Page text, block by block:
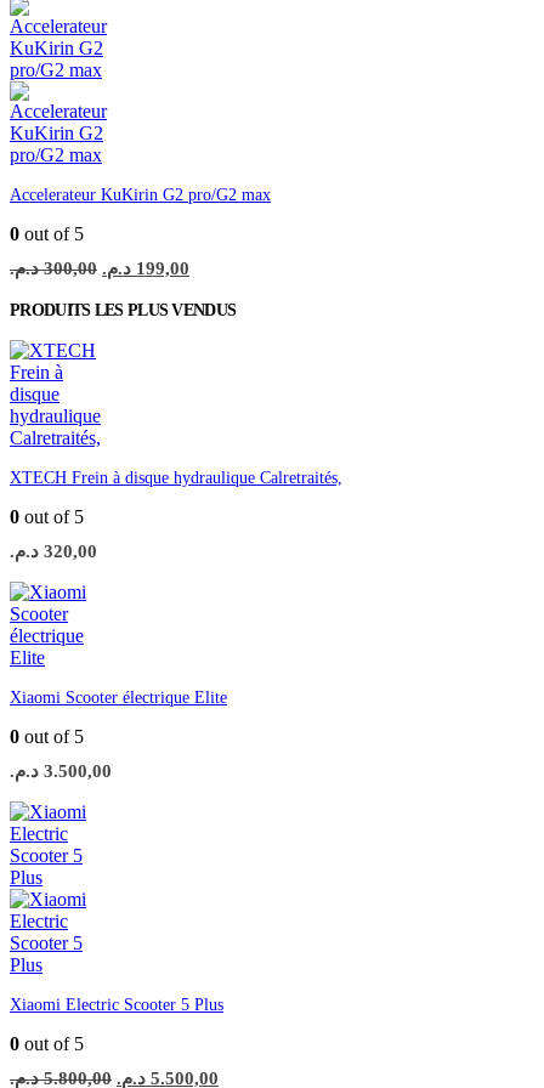
Accelerateur KuKirin G2 pro/G2 max
0 out of 5
300,00 د.م.
Le
prix
initial
était :
199,00 د.م.
prix
actuel
est :
PRODUITS LES PLUS VENDUS
XTECH Frein à disque hydraulique Calretraités,
0 out of 5
320,00 د.م.
Xiaomi Scooter électrique Elite
0 out of 5
3.500,00 د.م.
Xiaomi Electric Scooter 5 Plus
0 out of 5
5.800,00 د.م.
Le
5.500,00 د.م.